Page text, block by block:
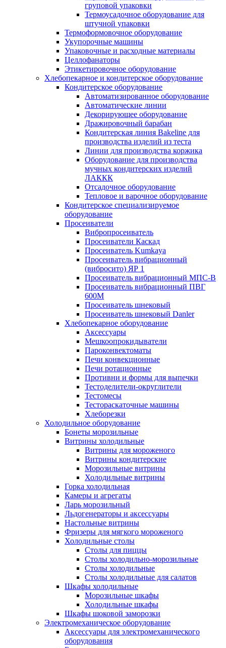
груповой упаковки
Термоусадочное оборудование для
штучной упаковки
Термоформовочное оборудование
Укупорочные машины
Упаковочные и расходные материалы
Целлофанаторы
Этикетировочное оборудование
Хлебопекарное и кондитерское оборудование
Кондитерское оборудование
Автоматизированное оборудование
Автоматические линии
Декорирующее оборудование
Дражировочный барабан
Кондитерская линия Bakeline для
производства изделий из теста
Линии для производства коржика
Оборудование для производства
мучных кондитерских изделий
ЛАККК
Отсадочное оборудование
Тепловое и варочное оборудование
Кондитерское специализируемое
оборудование
Просеиватели
Вибропросеиватель
Просеиватели Каскад
Просеиватель Kumkaya
Просеиватель вибрационный
(вибросито) ЯР 1
Просеиватель вибрационный МПС-В
Просеиватель вибрационный ПВГ
600М
Просеиватель шнековый
Просеиватель шнековый Danler
Хлебопекарное оборудование
Аксессуары
Мешкоопрокидыватели
Пароконвектоматы
Печи конвекционные
Печи ротационные
Противни и формы для выпечки
Тестоделители-округлители
Тестомесы
Тестораскаточные машины
Хлеборезки
Холодильное оборудование
Бонеты морозильные
Витрины холодильные
Витрины для мороженого
Витрины кондитерские
Морозильные витрины
Холодильные витрины
Горка холодильная
Камеры и агрегаты
Ларь морозильный
Льдогенераторы и аксессуары
Настольные витрины
Фризеры для мягкого мороженого
Холодильные столы
Столы для пиццы
Столы холодильно-морозильные
Столы холодильные
Столы холодильные для салатов
Шкафы холодильные
Mорозильные шкафы
Холодильные шкафы
Шкафы шоковой заморозки
Электромеханическое оборудование
Аксессуары для электромеханического
оборудования